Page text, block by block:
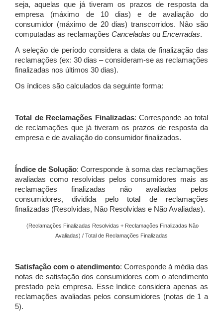
seja, aquelas que já tiveram os prazos de resposta da
empresa (máximo de 10 dias) e de avaliação do
consumidor (máximo de 20 dias) transcorridos. Não são
computadas as reclamações Canceladas ou Encerradas.
A seleção de período considera a data de finalização das
reclamações (ex: 30 dias – consideram-se as reclamações
finalizadas nos últimos 30 dias).
Os índices são calculados da seguinte forma:
Total de Reclamações Finalizadas: Corresponde ao total
de reclamações que já tiveram os prazos de resposta da
empresa e de avaliação do consumidor finalizados.
Índice de Solução: Corresponde à soma das reclamações
avaliadas como resolvidas pelos consumidores mais as
reclamações finalizadas não avaliadas pelos
consumidores, dividida pelo total de reclamações
finalizadas (Resolvidas, Não Resolvidas e Não Avaliadas).
(Reclamações Finalizadas Resolvidas + Reclamações Finalizadas Não
Avaliadas) / Total de Reclamações Finalizadas
Satisfação com o atendimento: Corresponde à média das
notas de satisfação dos consumidores com o atendimento
prestado pela empresa. Esse índice considera apenas as
reclamações avaliadas pelos consumidores (notas de 1 a
5).